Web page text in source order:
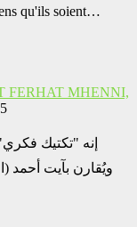
qu'ils soient…
FERHAT MHENNI,
إنه "تكتيك
ويُقارن بآيت أحمد